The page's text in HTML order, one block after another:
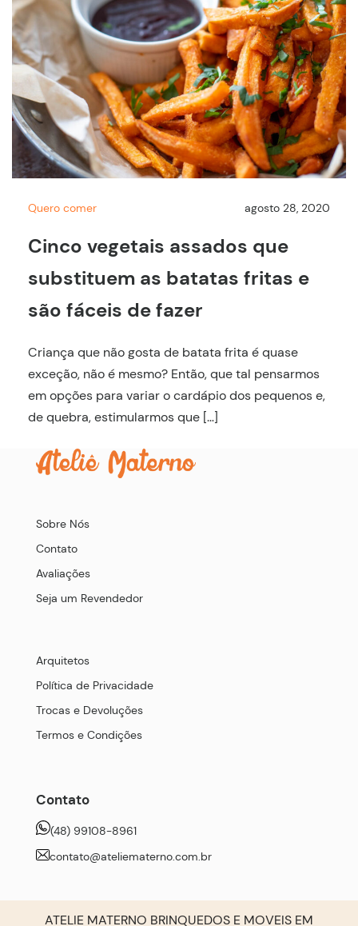
Quero comer agosto 28, 2020
Cinco vegetais assados que
substituem as batatas fritas e
são fáceis de fazer
Criança que não gosta de batata frita é quase
exceção, não é mesmo? Então, que tal pensarmos
em opções para variar o cardápio dos pequenos e,
de quebra, estimularmos que […]
Sobre Nós
Contato
Avaliações
Seja um Revendedor
Arquitetos
Política de Privacidade
Trocas e Devoluções
Termos e Condições
Contato
(48) 99108-8961
contato@ateliematerno.com.br
ATELIE MATERNO BRINQUEDOS E MOVEIS EM